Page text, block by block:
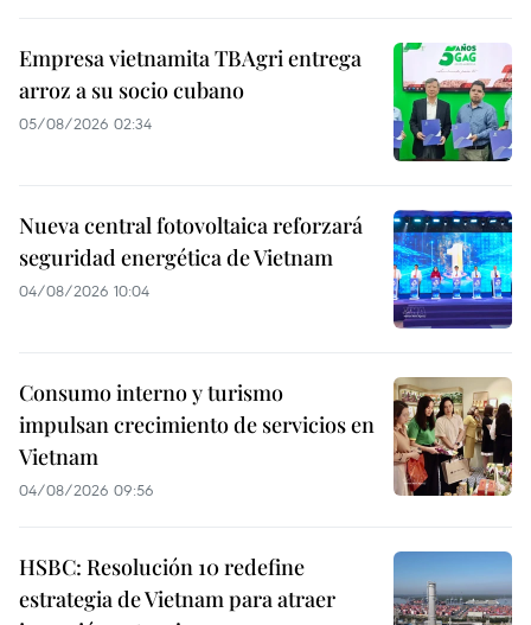
Empresa vietnamita TBAgri entrega
arroz a su socio cubano
05/08/2026 02:34
Nueva central fotovoltaica reforzará
seguridad energética de Vietnam
04/08/2026 10:04
Consumo interno y turismo
impulsan crecimiento de servicios en
Vietnam
04/08/2026 09:56
HSBC: Resolución 10 redefine
estrategia de Vietnam para atraer